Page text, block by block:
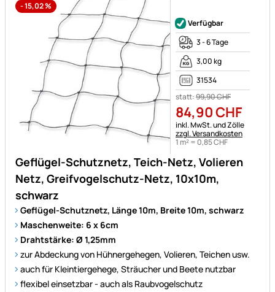
-15,02%
Geflügel-Schutznetz, Teich-Netz, Volieren
Netz, Greifvogelschutz-Netz, 10x10m,
schwarz
Geflügel-Schutznetz, Länge 10m, Breite 10m, schwarz
Maschenweite: 6 x 6cm
Drahtstärke: Ø 1,25mm
zur Abdeckung von Hühnergehegen, Volieren, Teichen usw.
auch für Kleintiergehege, Sträucher und Beete nutzbar
flexibel einsetzbar - auch als Raubvogelschutz
Verfügbar
3 - 6 Tage
3,00 kg
31534
statt:99,90CHF
84,90CHF
Steuerhinweis:
inkl. MwSt. und Zölle
zzgl. Versandkosten
1 m² = 0,85CHF